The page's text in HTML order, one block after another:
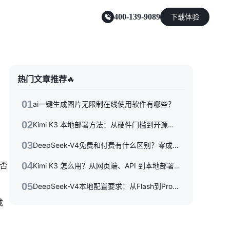
能源及制造业
400-139-9089 下载体验
热门文章推荐🔥
01ai一键生成图片无限制在线使用软件有哪些？
02 Kimi K3 本地部署方法：从硬件门槛到开源权重落地的完整指南
03 DeepSeek-V4免费和付费有什么区别？零成本体验到API按量付费，三种使用方式一次性讲清楚
04 Kimi K3 怎么用？从网页端、API 到本地部署的完整指南
05 DeepSeek-V4本地配置要求：从Flash到Pro硬件选型指南